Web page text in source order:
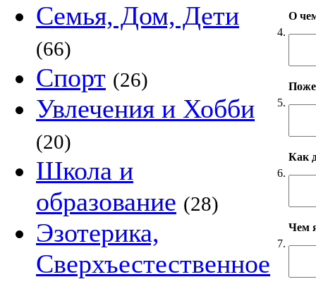
Семья, Дом, Дети
(66)
Спорт (26)
Увлечения и Хобби
(20)
Школа и
образование (28)
Эзотерика,
Сверхъестественное
4.
О
5.
6.
Как
7.
Чем